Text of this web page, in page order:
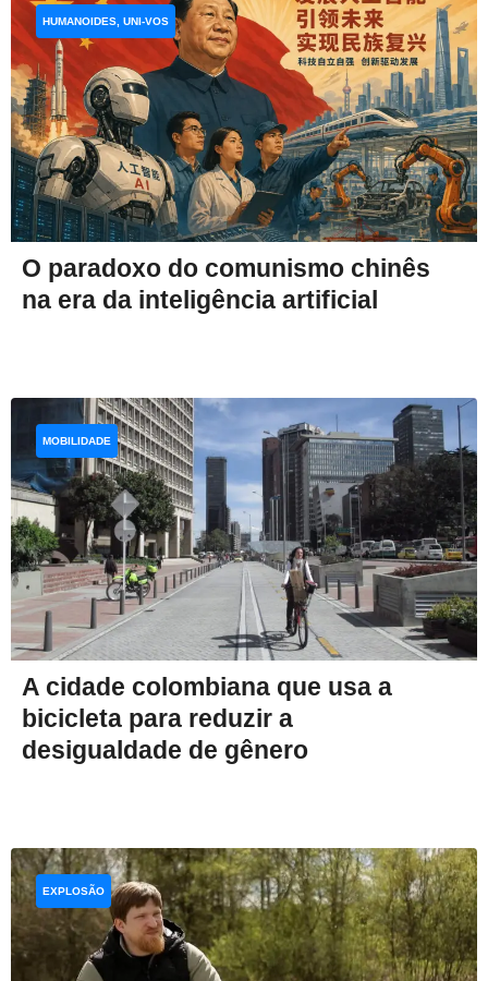
O paradoxo do comunismo chinês
na era da inteligência artificial
HUMANOIDES, UNI-VOS
A cidade colombiana que usa a
bicicleta para reduzir a
desigualdade de gênero
MOBILIDADE
EXPLOSÃO